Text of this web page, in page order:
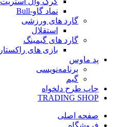
نماد گاو-Bull
گارد های ورزشی
استقلال
گارد های گیمینگ
بازی های راکستار
پد ماوس
برنامه‌نویسی
گیم
چاپ طرح دلخواه
TRADING SHOP
صفحه اصلی
فروشگاه